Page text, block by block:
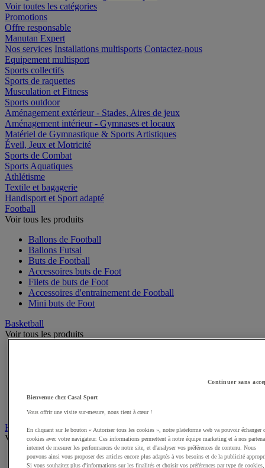
Voir toutes les catégories
Promotions
Offre responsable
Manutan Expert
Nos services Installations multisports Contactez-nous
Equipement multisport
Sports collectifs
Sports de raquettes
Musculation et Fitness
Sports outdoor
Aménagement extérieur - Stades, Aires de jeux
Aménagement intérieur - Gymnases et locaux
Matériel de Gymnastique & Sports Artistiques
Éveil, Jeux et Motricité
Sports de Combat
Sports Aquatiques
Athlétisme
Textile et bagagerie
Handisport et Sport adapté
Football
Voir tous les produits
Ballons de Football
Ballons Futsal
Buts de Football
Accessoires buts de Foot
Filets de buts de Foot
Accessoires d'entrainement de Football
Mini buts de Foot
Basketball
Voir tous les produits
Accessoires terrain de Basket
Paniers de Basket, buts de Basket
Handball
Voir tous les produits
Ballons de Handball
Continuer sans
Bienvenue chez Casal Sport
Vous offrir une visite sur-mesure, nous tient à cœur !
En cliquant sur le bouton « Autoriser tous les cookies », notre plateforme web va pouvoir échanger
cookies avec votre navigateur. Ces informations permettent à notre équipe marketing et à nos
internet de mesurer les performances de notre site, et d'analyser vos préférences de contenu. Nous
pouvons ainsi vous proposer des articles encore plus adaptés à vos besoins et de la publicité
Si vous souhaitez plus d'informations sur les finalités et choisir vos préférences par type de cookies,